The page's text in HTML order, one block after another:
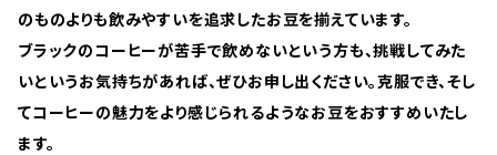
のものよりも飲みやすいを追求したお豆を揃えています。
ブラックのコーヒーが苦手で飲めないという方も、挑戦してみた
いというお気持ちがあれば、ぜひお申し出ください。克服でき、そし
てコーヒーの魅力をより感じられるようなお豆をおすすめいたし
ます。